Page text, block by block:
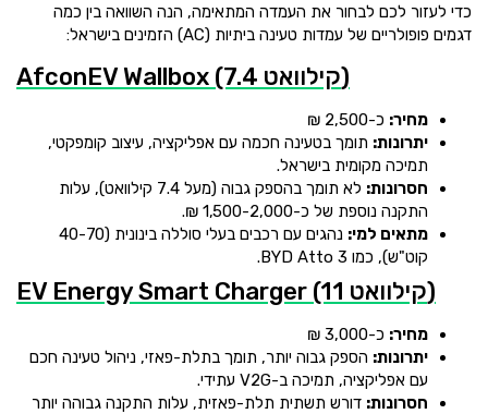
כדי לעזור לכם לבחור את העמדה המתאימה, הנה השוואה בין כמה
דגמים פופולריים של עמדות טעינה ביתיות (AC) הזמינים בישראל:
AfconEV Wallbox (7.4 קילוואט)
מחיר: כ-2,500 ₪
יתרונות: תומך בטעינה חכמה עם אפליקציה, עיצוב קומפקטי,
תמיכה מקומית בישראל.
חסרונות:
לא תומך בהספק גבוה (מעל 7.4 קילוואט), עלות
התקנה נוספת של כ-1,500-2,000 ₪.
מתאים למי:
נהגים עם רכבים בעלי סוללה בינונית (40-70
קוט"ש), כמו BYD Atto 3.
EV Energy Smart Charger (11 קילוואט)
מחיר: כ-3,000 ₪
יתרונות: הספק גבוה יותר, תומך בתלת-פאזי, ניהול טעינה חכם
עם אפליקציה, תמיכה ב-V2G עתידי.
חסרונות: דורש תשתית תלת-פאזית, עלות התקנה גבוהה יותר